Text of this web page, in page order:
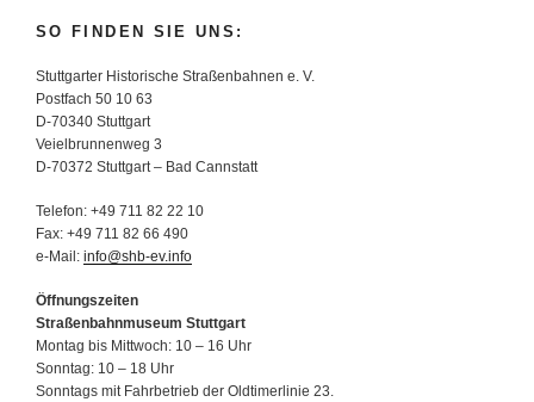
SO FINDEN SIE UNS:
Stuttgarter Historische Straßenbahnen e. V.
Postfach 50 10 63
D-70340 Stuttgart
Veielbrunnenweg 3
D-70372 Stuttgart – Bad Cannstatt
Telefon: +49 711 82 22 10
Fax: +49 711 82 66 490
e-Mail: info@shb-ev.info
Öffnungszeiten
Straßenbahnmuseum Stuttgart
Montag bis Mittwoch: 10 – 16 Uhr
Sonntag: 10 – 18 Uhr
Sonntags mit Fahrbetrieb der Oldtimerlinie 23.